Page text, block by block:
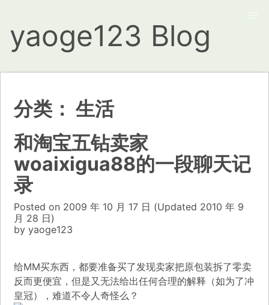
yaoge123 Blog
分类：生活
和淘宝五钻卖家
woaixigua88的一段聊天记
录
Posted on 2009 年 10 月 17 日 (Updated 2010 年 9
月 28 日)
by yaoge123
给MM买东西，都要准备买了发现卖家把原包装拆了零卖
反而更便宜，但是又无法给出任何合理的解释（如为了冲
皇冠），难道不令人奇怪么？